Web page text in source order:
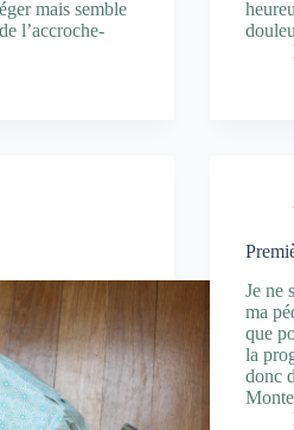
mais semble
l’accroche-
Je ne
ma
que
la
donc